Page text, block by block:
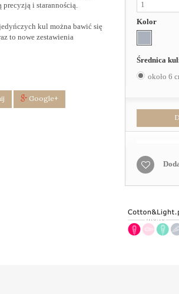
precyzją i starannością.
kul można bawić się
to nowe zestawienia
Google+
Kolor
Średnica
około 6